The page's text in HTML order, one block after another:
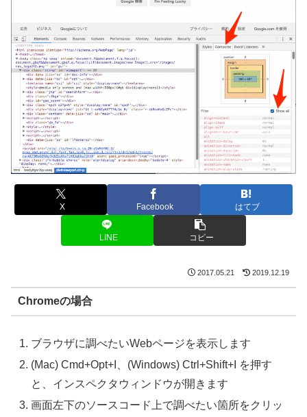
X Facebook はてブ
LINE コピー
2017.05.21 2019.12.19
Chromeの場合
ブラウザに調べたいWebページを表示します
(Mac) Cmd+Opt+I、(Windows) Ctrl+Shift+I を押す
と、インスペクタウィンドウが開きます
画面左下のソースコード上で調べたい箇所をクリッ